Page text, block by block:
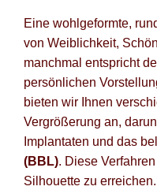
Eine wohlgeformte,
von Weiblichkeit,
manchmal entspricht
persönlichen
bieten wir Ihnen
Vergrößerung an,
Implantaten und das
(BBL). Diese
Silhouette zu erreichen.